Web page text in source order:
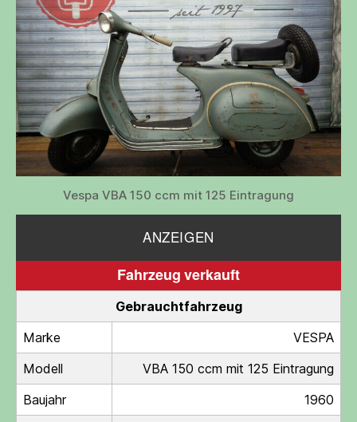
Vespa VBA 150 ccm mit 125 Eintragung
ANZEIGEN
Fahrzeug verkauft
Gebrauchtfahrzeug
Marke
VESPA
Modell
VBA 150 ccm mit 125 Eintragung
Baujahr
1960